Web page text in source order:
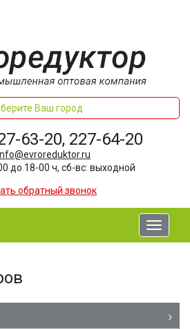
Ваш город
63-20, 227-64-20
до 18-00 ч, сб-вс: выходной
обратный звонок
Toggle